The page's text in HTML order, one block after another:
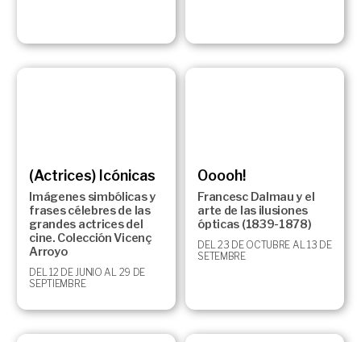
(Actrices) Icónicas
Imágenes simbólicas y
frases célebres de las
grandes actrices del
cine. Colección Vicenç
Arroyo
DEL 12 DE JUNIO AL 29 DE
SEPTIEMBRE
Ooooh!
Francesc Dalmau y el
arte de las ilusiones
ópticas (1839-1878)
DEL 23 DE OCTUBRE AL 13 DE
SETEMBRE